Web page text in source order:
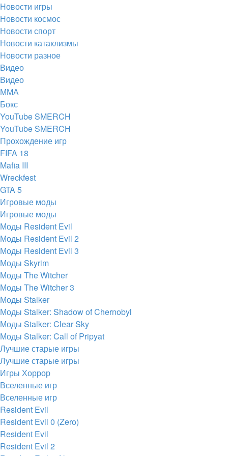
Новости игры
Новости космос
Новости спорт
Новости катаклизмы
Новости разное
Видео
Видео
ММА
Бокс
YouTube SMERCH
YouTube SMERCH
Прохождение игр
FIFA 18
Mafia III
Wreckfest
GTA 5
Игровые моды
Игровые моды
Моды Resident Evil
Моды Resident Evil 2
Моды Resident Evil 3
Моды Skyrim
Моды The Witcher
Моды The Witcher 3
Моды Stalker
Моды Stalker: Shadow of Chernobyl
Моды Stalker: Clear Sky
Моды Stalker: Call of Pripyat
Лучшие старые игры
Лучшие старые игры
Игры Хоррор
Вселенные игр
Вселенные игр
Resident Evil
Resident Evil 0 (Zero)
Resident Evil
Resident Evil 2